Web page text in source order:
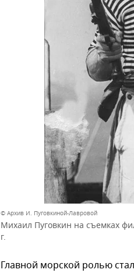
© Архив И. Пуговкиной-Лавровой
Михаил Пуговкин на съемках
г.
Главной морской ролью